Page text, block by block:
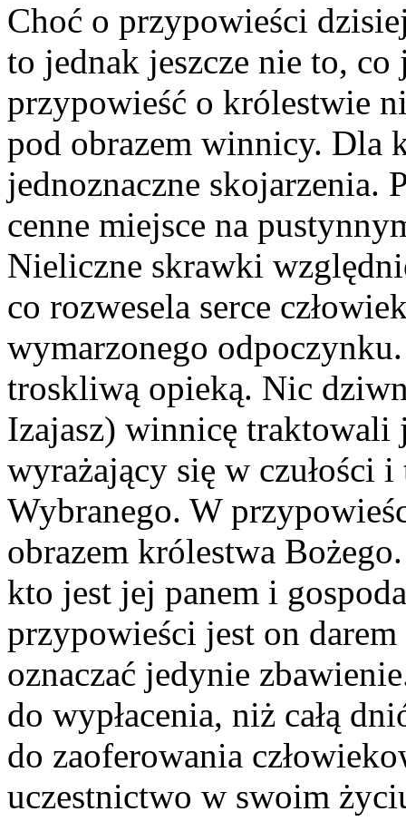
Choć o przypowieści
to jednak jeszcze nie to,
przypowieść o królestwie
pod obrazem winnicy. Dla
jednoznaczne skojarzenia.
cenne miejsce na
Nieliczne skrawki
co rozwesela serce
wymarzonego
troskliwą opieką. Nic
Izajasz) winnicę traktowali
wyrażający się w czułości
Wybranego. W
obrazem królestwa
kto jest jej panem i
przypowieści jest on
oznaczać jedynie
do wypłacenia, niż całą
do zaoferowania
uczestnictwo w swoim